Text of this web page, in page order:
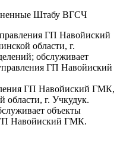
Штабу ВГСЧ
ГП Навойиский
области, г.
обслуживает
ГП Навойиский
ГП Навойиский ГМК,
области, г. Учкудук.
объекты
Навойиский ГМК.